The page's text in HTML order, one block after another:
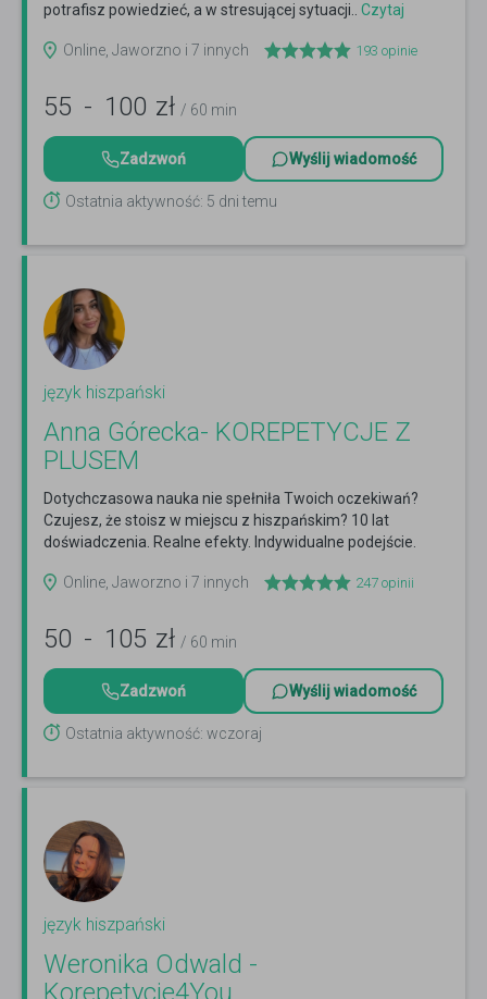
potrafisz powiedzieć, a w stresującej sytuacji.. Czytaj
Online, Jaworzno i 7 innych
193 opinie
55 - 100 zł / 60 min
Zadzwoń Wyślij wiadomość
Ostatnia aktywność: 5 dni temu
język hiszpański
Anna Górecka- KOREPETYCJE Z
PLUSEM
Dotychczasowa nauka nie spełniła Twoich oczekiwań?
Czujesz, że stoisz w miejscu z hiszpańskim? 10 lat
doświadczenia. Realne efekty. Indywidualne podejście.
Online, Jaworzno i 7 innych
247 opinii
50 - 105 zł / 60 min
Zadzwoń Wyślij wiadomość
Ostatnia aktywność: wczoraj
język hiszpański
Weronika Odwald -